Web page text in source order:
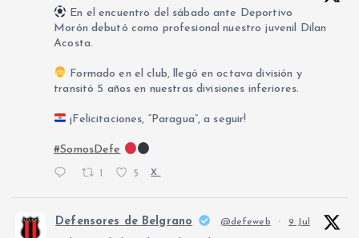
En el encuentro del sábado ante Deportivo
Morón debutó como profesional nuestro juvenil Dilan
Acosta.
Formado en el club, llegó en octava división y
transitó 5 años en nuestras divisiones inferiores.
¡Felicitaciones, “Paragua”, a seguir!
#SomosDefe
5 X
Defensores de Belgrano @defeweb · 9 Jul